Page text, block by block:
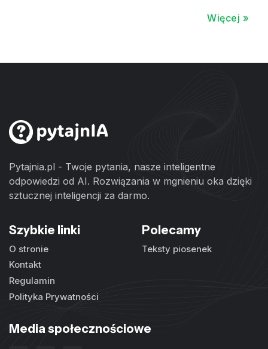
Więcej »
Pytajnia.pl - Twoje pytania, nasze inteligentne
odpowiedzi od AI. Rozwiązania w mgnieniu oka dzięki
sztucznej inteligencji za darmo.
Szybkie linki
O stronie
Kontakt
Regulamin
Polityka Prywatności
Polecamy
Teksty piosenek
Media społecznościowe